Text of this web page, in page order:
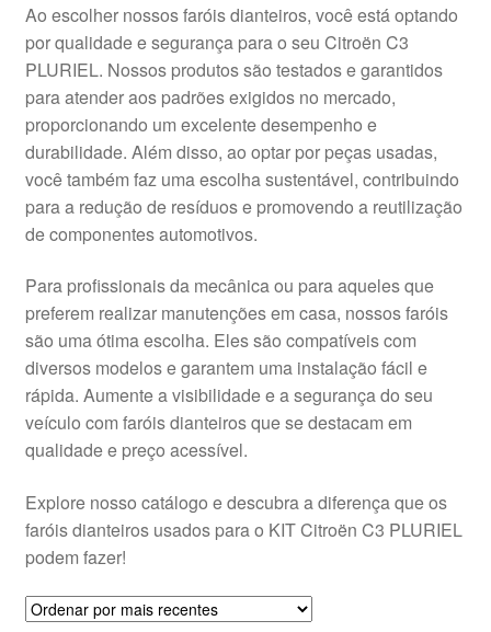
Política de Privacidade
Procedimento de Reclamação
Reclamações
Sobre nós
Termos e Condições
Transporte
Ao escolher nossos faróis dianteiros, você está optando
por qualidade e segurança para o seu Citroën C3
PLURIEL. Nossos produtos são testados e garantidos
para atender aos padrões exigidos no mercado,
proporcionando um excelente desempenho e
durabilidade. Além disso, ao optar por peças usadas,
você também faz uma escolha sustentável, contribuindo
para a redução de resíduos e promovendo a reutilização
de componentes automotivos.
Para profissionais da mecânica ou para aqueles que
preferem realizar manutenções em casa, nossos faróis
são uma ótima escolha. Eles são compatíveis com
diversos modelos e garantem uma instalação fácil e
rápida. Aumente a visibilidade e a segurança do seu
veículo com faróis dianteiros que se destacam em
qualidade e preço acessível.
Explore nosso catálogo e descubra a diferença que os
faróis dianteiros usados para o KIT Citroën C3 PLURIEL
podem fazer!